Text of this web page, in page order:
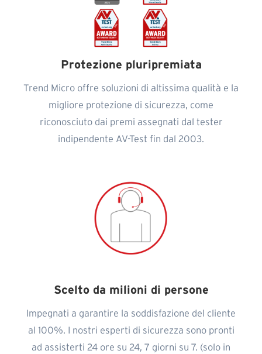
Protezione pluripremiata
Trend Micro offre soluzioni di altissima qualità e la
migliore protezione di sicurezza, come
riconosciuto dai premi assegnati dal tester
indipendente AV-Test fin dal 2003.
Scelto da milioni di persone
Impegnati a garantire la soddisfazione del cliente
al 100%. I nostri esperti di sicurezza sono pronti
ad assisterti 24 ore su 24, 7 giorni su 7. (solo in